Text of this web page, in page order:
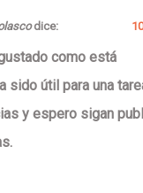
dice:
como está
sido útil para una
y espero sigan